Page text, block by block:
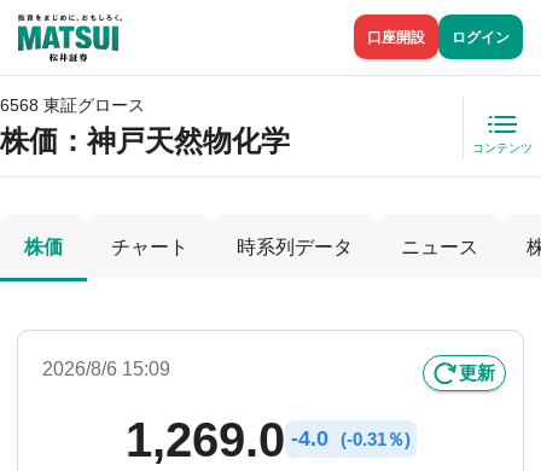
口座開設 ログイン
6568 東証グロース
株価 ：神戸天然物化学 コンテンツ
株価 チャート 時系列データ ニュース
2026/8/6 15:09 更新
1,269.0 -4.0 (-0.31％)